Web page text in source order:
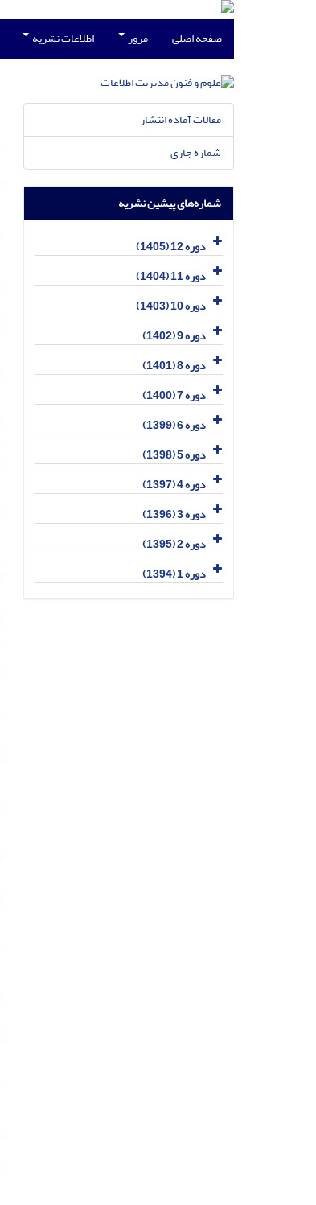
صفحه اصلی مرور اطلاعات نشریه
مقالات آماده انتشار
شماره جاری
شماره‌های پیشین نشریه
دوره 12 (1405)
دوره 11 (1404)
دوره 10 (1403)
دوره 9 (1402)
دوره 8 (1401)
دوره 7 (1400)
دوره 6 (1399)
دوره 5 (1398)
دوره 4 (1397)
دوره 3 (1396)
دوره 2 (1395)
دوره 1 (1394)